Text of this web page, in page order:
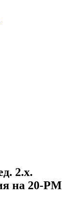
2.х.
на 20-РМ